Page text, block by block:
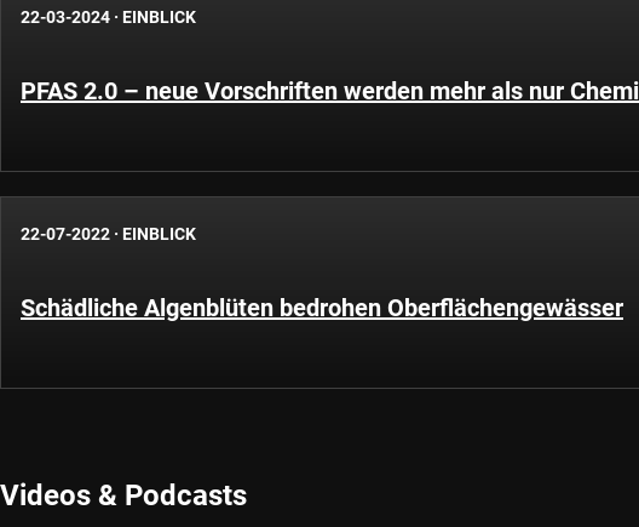
22-03-2024 · EINBLICK
PFAS 2.0 – neue Vorschriften werden mehr als nur
22-07-2022 · EINBLICK
Schädliche Algenblüten bedrohen Oberflächengewässer
Videos & Podcasts